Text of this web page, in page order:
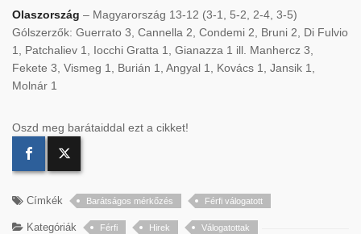
Olaszország – Magyarország 13-12 (3-1, 5-2, 2-4, 3-5)
Gólszerzők: Guerrato 3, Cannella 2, Condemi 2, Bruni 2, Di Fulvio
1, Patchaliev 1, Iocchi Gratta 1, Gianazza 1 ill. Manhercz 3,
Fekete 3, Vismeg 1, Burián 1, Angyal 1, Kovács 1, Jansik 1,
Molnár 1
Oszd meg barátaiddal ezt a cikket!
Címkék Barátságos mérkőzés Férfi válogatott
Kategóriák Férfi Hirek Válogatottak